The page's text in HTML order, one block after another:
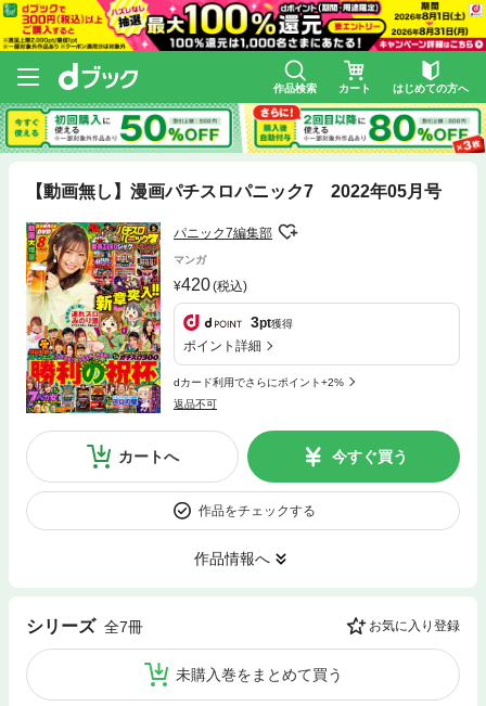
作品検索 カート はじめての方へ
【動画無し】漫画パチスロパニック7 2022年05月号
パニック7編集部
マンガ
420(税込)
3pt獲得
ポイント詳細
dカード利用でさらにポイント+2%
返品不可
カートへ 今すぐ買う
作品をチェックする
作品情報へ
シリーズ 全7冊 お気に入り登録
未購入巻をまとめて買う